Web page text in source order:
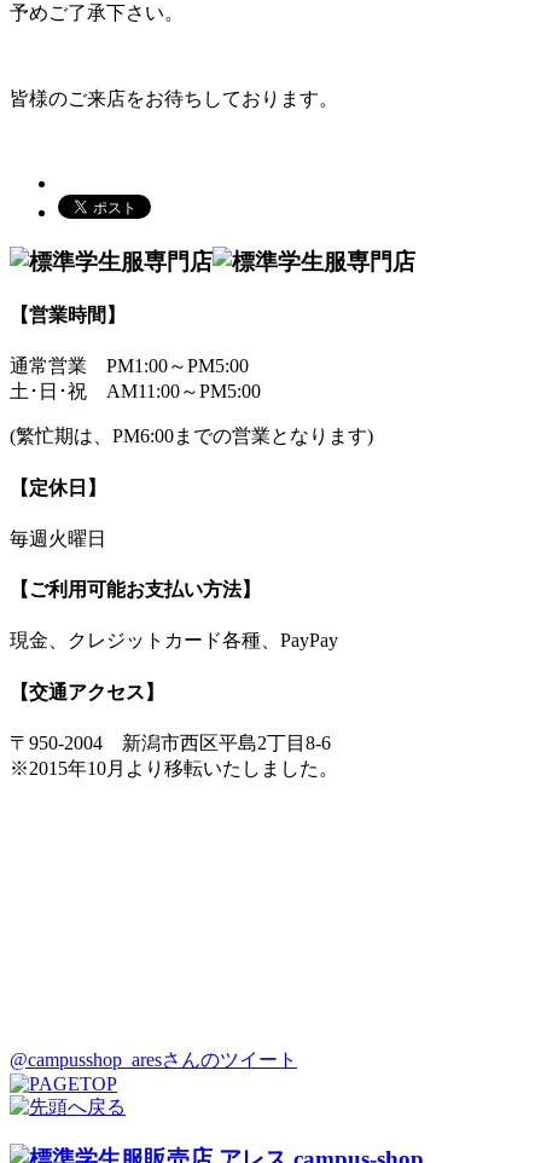
予めご了承下さい。
皆様のご来店をお待ちしております。
【営業時間】
通常営業 PM1:00～PM5:00
土･日･祝 AM11:00～PM5:00
(繁忙期は、PM6:00までの営業となります)
【定休日】
毎週火曜日
【ご利用可能お支払い方法】
現金、クレジットカード各種、PayPay
【交通アクセス】
〒950-2004 新潟市西区平島2丁目8-6
※2015年10月より移転いたしました。
@campusshop_aresさんのツイート